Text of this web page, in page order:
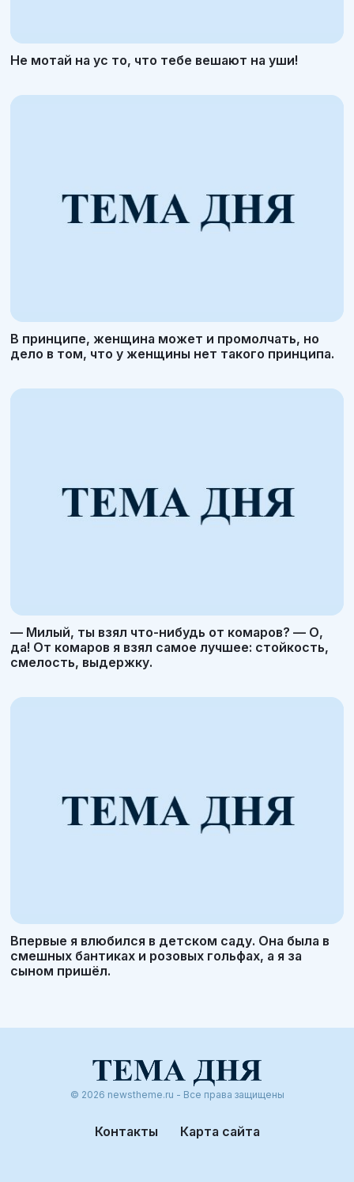
Не мотай на ус то, что тебе вешают на уши!
В принципе, женщина может и промолчать, но
дело в том, что у женщины нет такого принципа.
— Милый, ты взял что-нибудь от комаров? — О,
да! От комаров я взял самое лучшее: стойкость,
смелость, выдержку.
Впервые я влюбился в детском саду. Она была в
смешных бантиках и розовых гольфах, а я за
сыном пришёл.
© 2026 newstheme.ru - Все права защищены
Контакты Карта сайта